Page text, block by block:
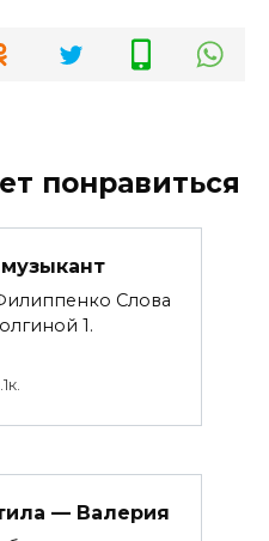
понравиться
Слова
1.
— Валерия